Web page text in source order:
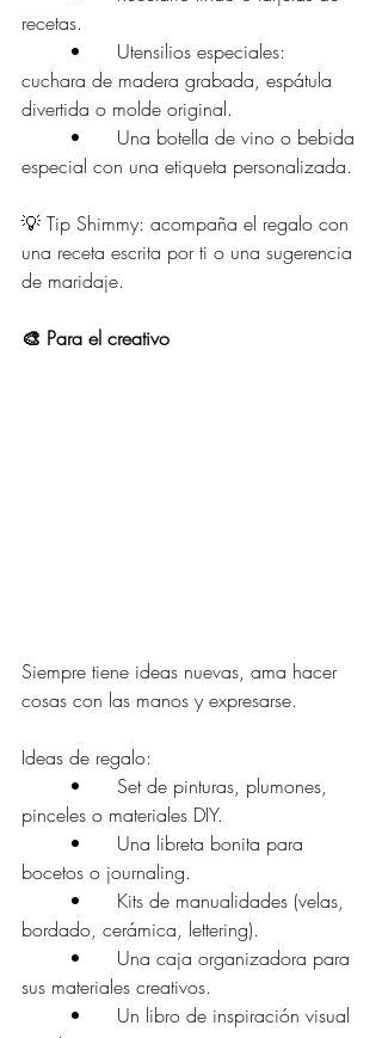
recetas.
cuchara de madera grabada, espátula
divertida o molde original.
especial con una etiqueta personalizada.
💡 Tip Shimmy: acompaña el regalo con
una receta escrita por ti o una sugerencia
de maridaje.
🎨 Para el creativo
Siempre tiene ideas nuevas, ama hacer
cosas con las manos y expresarse.
Ideas de regalo:
pinceles o materiales DIY.
bocetos o journaling.
bordado, cerámica, lettering).
sus materiales creativos.